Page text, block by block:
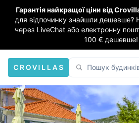
Гарантія найкращої ціни від
для відпочинку знайшли дешевше?
через LiveChat або електронну
100 € дешевше!
CROVILLAS